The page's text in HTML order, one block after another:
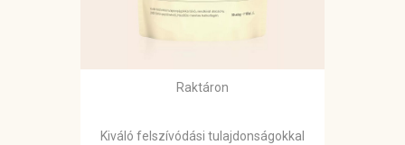
Raktáron
Kiváló felszívódási tulajdonságokkal